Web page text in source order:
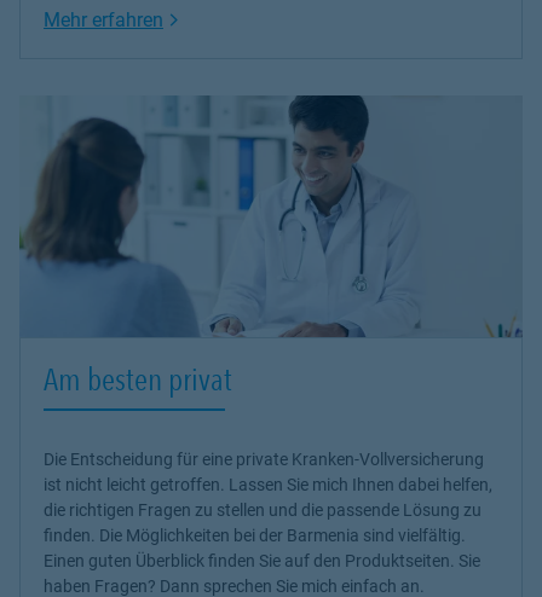
Mehr erfahren Link Opens in New Tab
Am besten privat
Die Entscheidung für eine private Kranken-Vollversicherung
ist nicht leicht getroffen. Lassen Sie mich Ihnen dabei helfen,
die richtigen Fragen zu stellen und die passende Lösung zu
finden. Die Möglichkeiten bei der Barmenia sind vielfältig.
Einen guten Überblick finden Sie auf den Produktseiten. Sie
haben Fragen? Dann sprechen Sie mich einfach an.